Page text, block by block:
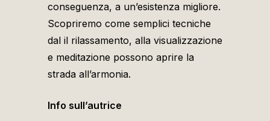
conseguenza, a un’esistenza migliore.
Scopriremo come semplici tecniche
dal il rilassamento, alla visualizzazione
e meditazione possono aprire la
strada all’armonia.
Info sull’autrice